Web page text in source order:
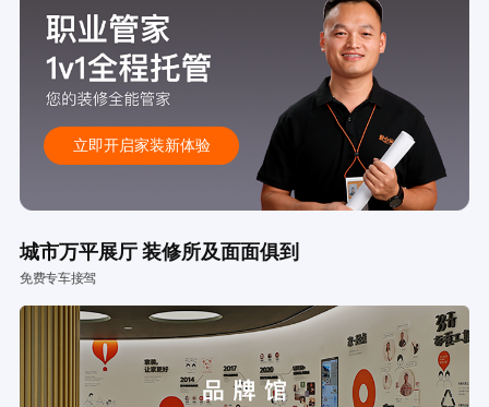
立即开启家装新体验
城市万平展厅 装修所及面面俱到
免费专车接驾